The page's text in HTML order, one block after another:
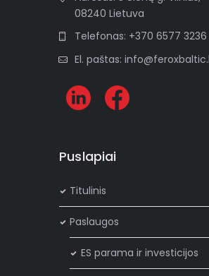
08240 Lietuva
Telefonas: +370 6577 3236
El. paštas:
Puslapiai
Titulinis
Paslaugos
ES parama ir investicijos